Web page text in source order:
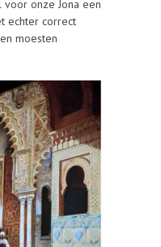
voor onze Jona een
echter correct
moesten